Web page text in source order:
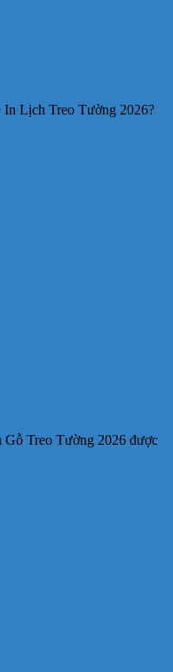
Lịch Treo Tường 2026?
Treo Tường 2026 được